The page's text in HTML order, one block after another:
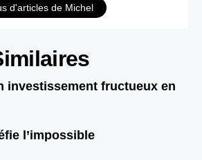
d'articles de Michel
investissement fructueux en
l’impossible